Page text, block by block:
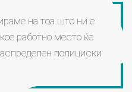
на тоа што ни е
работно место ќе
полициски